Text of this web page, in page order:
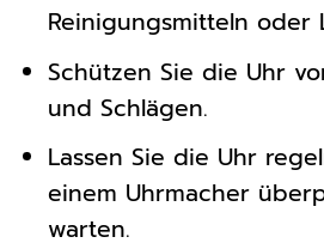
Reinigungsmitteln oder
Schützen Sie die Uhr
und Schlägen.
Lassen Sie die Uhr
einem Uhrmacher
warten.